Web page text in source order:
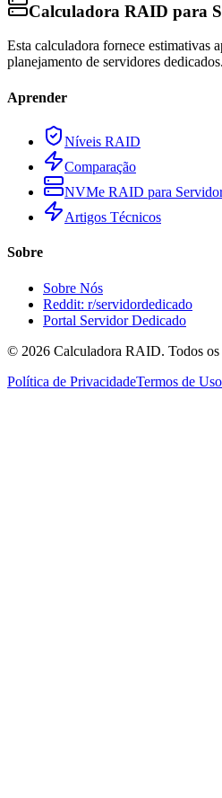
Calculadora RAID para
Esta calculadora fornece estimativas
planejamento de servidores dedicados.
Aprender
Níveis RAID
Comparação
NVMe RAID para
Artigos Técnicos
Sobre
Sobre Nós
Reddit: r/servidordedicado
Portal Servidor Dedicado
© 2026 Calculadora RAID. Todos os
Política de PrivacidadeTermos de Uso